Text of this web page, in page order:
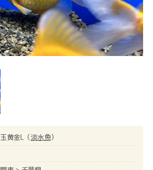
玉黄金L（淡水魚）